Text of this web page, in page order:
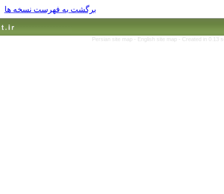
برگشت به فهرست نسخه ها
Persian site map -